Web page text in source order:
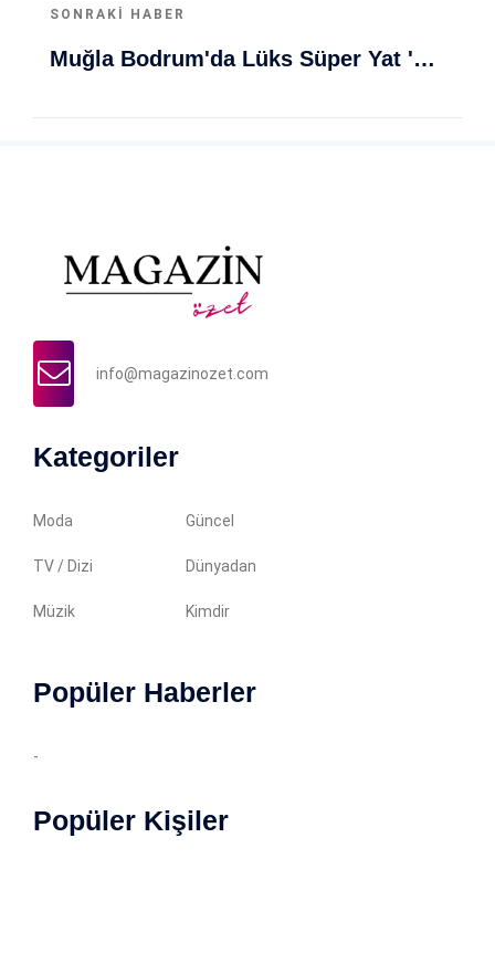
SONRAKI HABER
Muğla Bodrum'da Lüks Süper Yat 'Golden Odyssey' Demirledi
info@magazinozet.com
Kategoriler
Moda Güncel
TV / Dizi Dünyadan
Müzik Kimdir
Popüler Haberler
-
Popüler Kişiler